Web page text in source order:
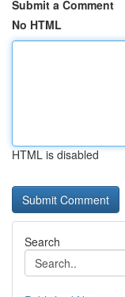
Submit a Comment
No HTML
HTML is disabled
Search